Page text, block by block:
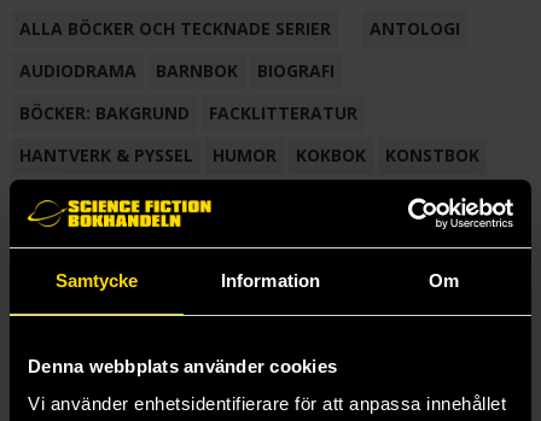
Samtycke Information Om
Denna webbplats använder cookies
Vi använder enhetsidentifierare för att anpassa innehållet
ALLA BÖCKER OCH TECKNADE SERIER
ANTOLOGI
AUDIODRAMA
BARNBOK
BIOGRAFI
BÖCKER: BAKGRUND
FACKLITTERATUR
HANTVERK & PYSSEL
HUMOR KOKBOK
KONSTBOK
KORTROMAN
LÄROBOK
NOVELL
SAMLINGSVOLYM
TECKNA & MÅLA TECKNAD SERIE